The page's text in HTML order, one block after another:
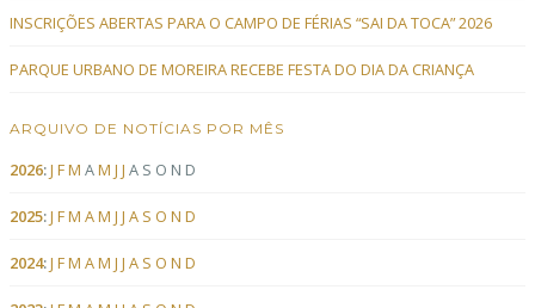
INSCRIÇÕES ABERTAS PARA O CAMPO DE FÉRIAS “SAI DA TOCA” 2026
PARQUE URBANO DE MOREIRA RECEBE FESTA DO DIA DA CRIANÇA
ARQUIVO DE NOTÍCIAS POR MÊS
2026:J FM AM J J A S O N D
2025:J FM AM J J A S O N D
2024:J FM AM J J A S O N D